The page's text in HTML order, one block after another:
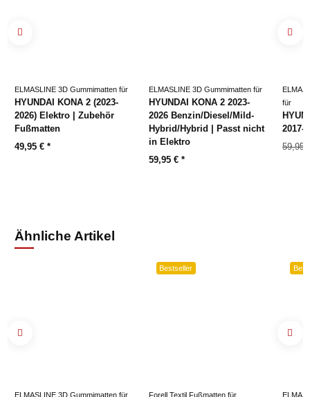
ELMASLINE 3D Gummimatten für
HYUNDAI KONA 2 (2023-
2026) Elektro | Zubehör
Fußmatten
49,95 € *
ELMASLINE 3D Gummimatten für
HYUNDAI KONA 2 2023-
2026 Benzin/Diesel/Mild-
Hybrid/Hybrid | Passt nicht
in Elektro
59,95 € *
für
2017-
59,95
Ähnliche Artikel
ELMASLINE 3D Gummimatten für
Bestseller
Forell Textil Fußmatten für